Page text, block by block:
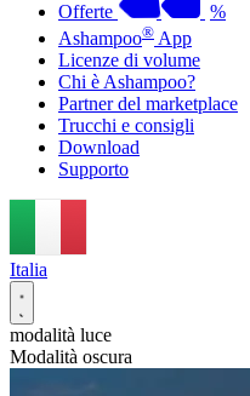
Offerte
%
Ashampoo® App
Licenze di volume
Chi è Ashampoo?
Partner del marketplace
Trucchi e consigli
Download
Supporto
Italia
modalità luce
Modalità oscura